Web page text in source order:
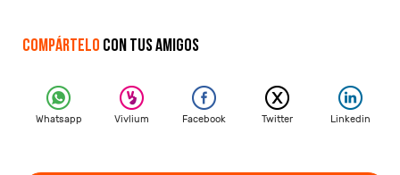
Compártelo con tus amigos
Whatsapp Vivlium Facebook Twitter Linkedin